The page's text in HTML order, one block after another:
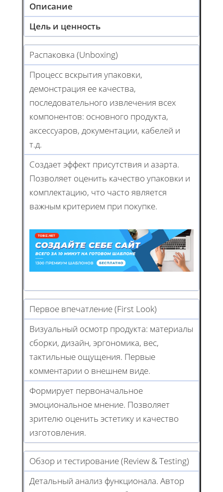
Описание
Цель и ценность
Распаковка (Unboxing)
Процесс вскрытия упаковки,
демонстрация ее качества,
последовательного извлечения всех
компонентов: основного продукта,
аксессуаров, документации, кабелей и
т.д.
Создает эффект присутствия и азарта.
Позволяет оценить качество упаковки и
комплектацию, что часто является
важным критерием при покупке.
Первое впечатление (First Look)
Визуальный осмотр продукта: материалы
сборки, дизайн, эргономика, вес,
тактильные ощущения. Первые
комментарии о внешнем виде.
Формирует первоначальное
эмоциональное мнение. Позволяет
зрителю оценить эстетику и качество
изготовления.
Обзор и тестирование (Review & Testing)
Детальный анализ функционала. Автор